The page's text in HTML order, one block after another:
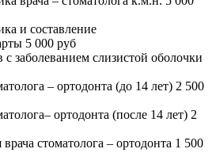
и составление
5 000 руб
заболеванием слизистой оболочки
– ортодонта (до 14 лет) 2 500
ортодонта (после 14 лет) 2
стоматолога – ортодонта 1 500